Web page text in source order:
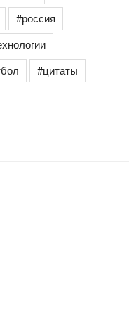
#россия
#цитаты